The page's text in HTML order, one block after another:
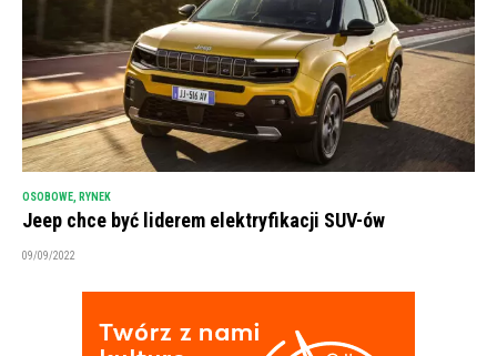
OSOBOWE, RYNEK
Jeep chce być liderem elektryfikacji SUV-ów
09/09/2022